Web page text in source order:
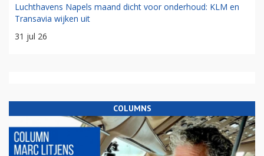
Luchthavens Napels maand dicht voor onderhoud: KLM en
Transavia wijken uit
31 jul 26
COLUMNS